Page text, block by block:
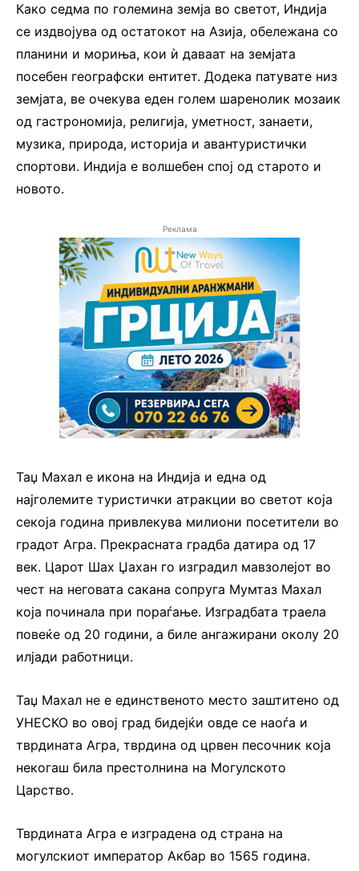
Како седма по големина земја во светот, Индија
се издвојува од остатокот на Азија, обележана со
планини и мориња, кои ѝ даваат на земјата
посебен географски ентитет. Додека патувате низ
земјата, ве очекува еден голем шаренолик мозаик
од гастрономија, религија, уметност, занаети,
музика, природа, историја и авантуристички
спортови. Индија е волшебен спој од старото и
новото.
Реклама
Таџ Махал е икона на Индија и една од
најголемите туристички атракции во светот која
секоја година привлекува милиони посетители во
градот Агра. Прекрасната градба датира од 17
век. Царот Шах Џахан го изградил мавзолејот во
чест на неговата сакана сопруга Мумтаз Махал
која починала при пораѓање. Изградбата траела
повеќе од 20 години, а биле ангажирани околу 20
илјади работници.
Таџ Махал не е единственото место заштитено од
УНЕСКО во овој град бидејќи овде се наоѓа и
тврдината Агра, тврдина од црвен песочник која
некогаш била престолнина на Могулското
Царство.
Тврдината Агра е изградена од страна на
могулскиот император Акбар во 1565 година.